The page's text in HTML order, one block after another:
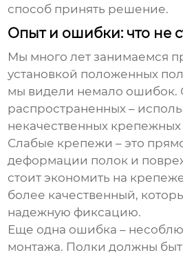
способ принять решение.
Опыт и ошибки: что не
Мы много лет занимаемся
установкой положенных
мы видели немало ошибок.
распространенных –
некачественных крепежных
Слабые крепежи – это
деформации полок и
стоит экономить на
более качественный,
надежную фиксацию.
Еще одна ошибка –
монтажа. Полки должны